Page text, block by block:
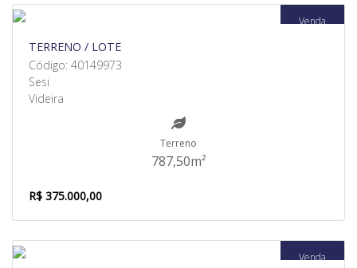
Venda
TERRENO / LOTE
Código: 40149973
Sesi
Videira
Terreno
787,50m²
R$ 375.000,00
Venda